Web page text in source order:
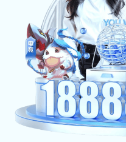
星空世界杯（中国）案例